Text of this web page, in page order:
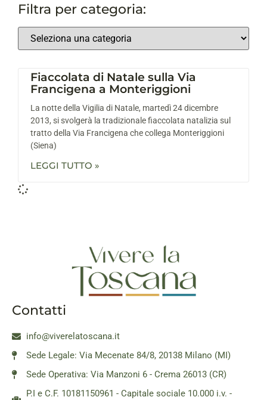
Filtra per categoria:
Fiaccolata di Natale sulla Via
Francigena a Monteriggioni
La notte della Vigilia di Natale, martedì 24 dicembre
2013, si svolgerà la tradizionale fiaccolata natalizia sul
tratto della Via Francigena che collega Monteriggioni
(Siena)
LEGGI TUTTO »
Contatti
info@viverelatoscana.it
Sede Legale: Via Mecenate 84/8, 20138 Milano (MI)
Sede Operativa: Via Manzoni 6 - Crema 26013 (CR)
P.I e C.F. 10181150961 - Capitale sociale 10.000 i.v. -